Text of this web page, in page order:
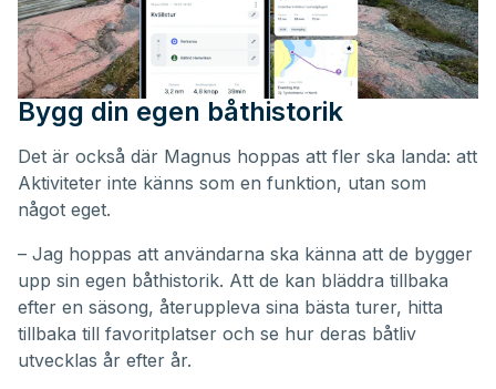
Bygg din egen båthistorik
Det är också där Magnus hoppas att fler ska landa: att
Aktiviteter inte känns som en funktion, utan som
något eget.
– Jag hoppas att användarna ska känna att de bygger
upp sin egen båthistorik. Att de kan bläddra tillbaka
efter en säsong, återuppleva sina bästa turer, hitta
tillbaka till favoritplatser och se hur deras båtliv
utvecklas år efter år.